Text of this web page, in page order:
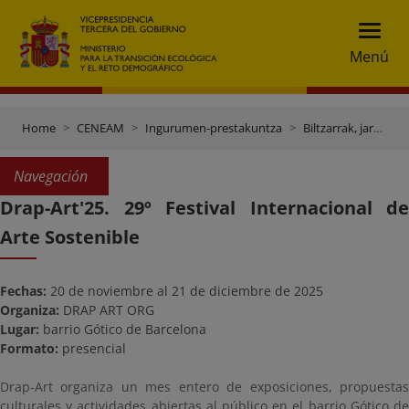
Menú
Home CENEAM Ingurumen-prestakuntza Biltzarrak, jardunaldiak eta beste ekitaldi batzuk
Navegación
Drap-Art'25. 29º Festival Internacional de
Arte Sostenible
Fechas: 20 de noviembre al 21 de diciembre de 2025
Organiza: DRAP ART ORG
Lugar: barrio Gótico de Barcelona
Formato: presencial
Drap-Art organiza un mes entero de exposiciones, propuestas